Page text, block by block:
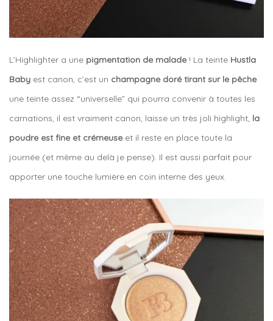
L’Highlighter a une pigmentation de malade ! La teinte Hustla
Baby est canon, c’est un champagne doré tirant sur le pêche
une teinte assez “universelle” qui pourra convenir à toutes les
carnations, il est vraiment canon, laisse un très joli highlight, la
poudre est fine et crémeuse et il reste en place toute la
journée (et même au delà je pense). Il est aussi parfait pour
apporter une touche lumière en coin interne des yeux.